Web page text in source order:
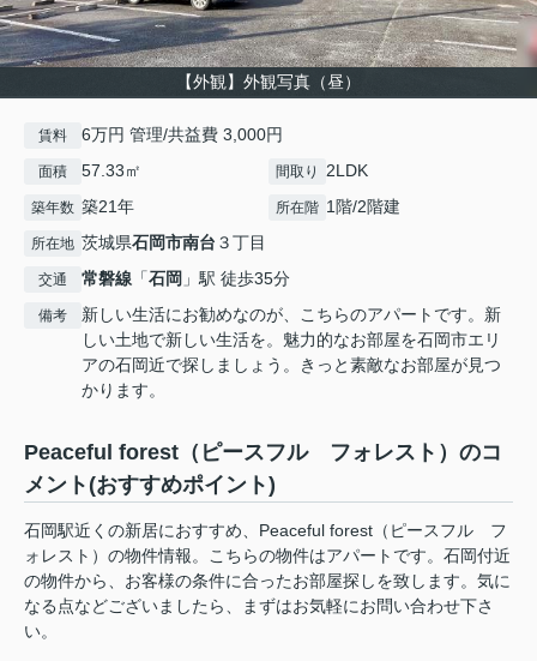
【外観】外観写真（昼）
賃料 6万円 管理/共益費 3,000円
面積 57.33㎡ 間取り 2LDK
築年数 築21年 所在階 1階/2階建
所在地 茨城県石岡市南台 ３丁目
交通 常磐線 「石岡 」駅 徒歩35分
備考
新しい生活にお勧めなのが、こちらのアパートです。新
しい土地で新しい生活を。魅力的なお部屋を石岡市エリ
アの石岡近で探しましょう。きっと素敵なお部屋が見つ
かります。
Peaceful forest（ピースフル フォレスト）のコ
メント(おすすめポイント)
石岡駅近くの新居におすすめ、Peaceful forest（ピースフル フ
ォレスト）の物件情報。こちらの物件はアパートです。石岡付近
の物件から、お客様の条件に合ったお部屋探しを致します。気に
なる点などございましたら、まずはお気軽にお問い合わせ下さ
い。